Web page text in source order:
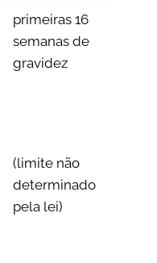
primeiras 16
semanas de
gravidez
(limite não
determinado
pela lei)